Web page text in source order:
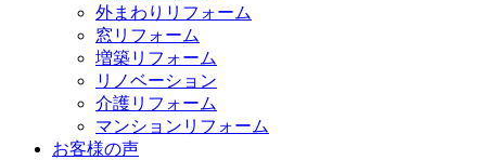
外まわりリフォーム
窓リフォーム
増築リフォーム
リノベーション
介護リフォーム
マンションリフォーム
お客様の声